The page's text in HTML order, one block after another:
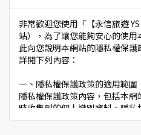
非常歡迎您使用「【永信旅遊
站），為了讓您能夠安心的使
此向您說明本網站的隱私權保
詳閱下列內容：
一、隱私權保護政策的適用範圍
隱私權保護政策內容，包括本
時收集到的個人識別資料。隱
外的相關連結網站，也不適用